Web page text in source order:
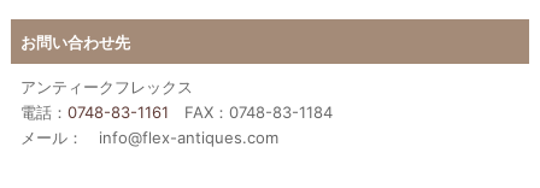
お問い合わせ先
アンティークフレックス
電話： 0748-83-1161 FAX：0748-83-1184
メール： info@flex-antiques.com